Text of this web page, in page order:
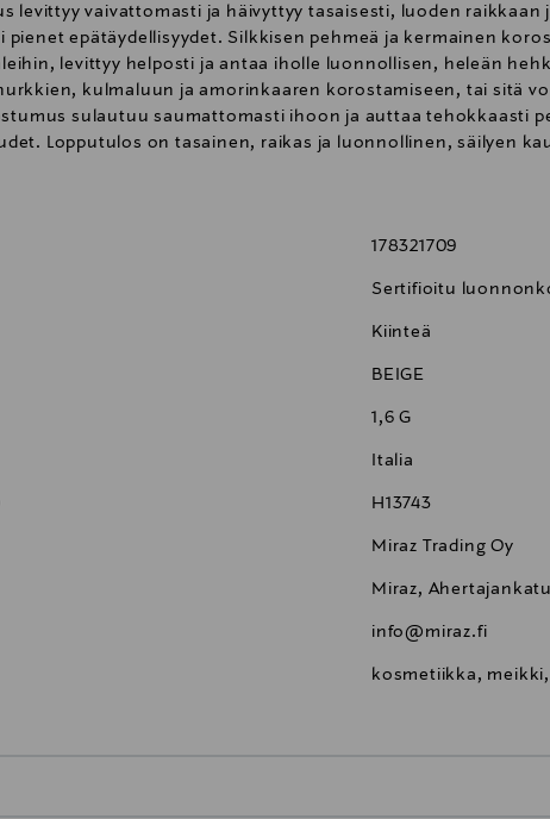
levittyy vaivattomasti ja häivyttyy tasaisesti, luoden
pienet epätäydellisyydet. Silkkisen pehmeä ja kermainen
levittyy helposti ja antaa iholle luonnollisen, heleän
kulmaluun ja amorinkaaren korostamiseen, tai sitä
sulautuu saumattomasti ihoon ja auttaa tehokkaasti
Lopputulos on tasainen, raikas ja luonnollinen, säilyen
alueille ja häivytä kevyesti luonnollisen hehkun
jääkaappiin ennen teroitusta, jotta koostumus jämäköityy.
178321709
Sertifioitu
Kiinteä
BEIGE
1,6 G
Italia
H13743
Miraz Trading Oy
Miraz,
info@miraz.fi
kosmetiikka,